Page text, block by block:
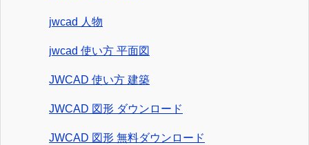
jwcad 人物
jwcad 使い方 平面図
JWCAD 使い方 建築
JWCAD 図形 ダウンロード
JWCAD 図形 無料ダウンロード